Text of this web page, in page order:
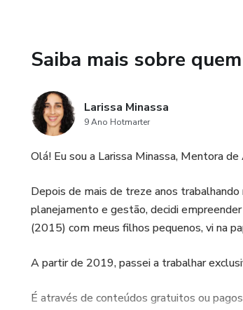
Saiba mais sobre
Larissa Minassa
9 Ano Hotmarter
Olá! Eu sou a Larissa Minassa, Mentora
Depois de mais de treze anos
planejamento e gestão, decidi
(2015) com meus filhos pequenos, vi na
A partir de 2019, passei a trabalhar
É através de conteúdos gratuitos ou